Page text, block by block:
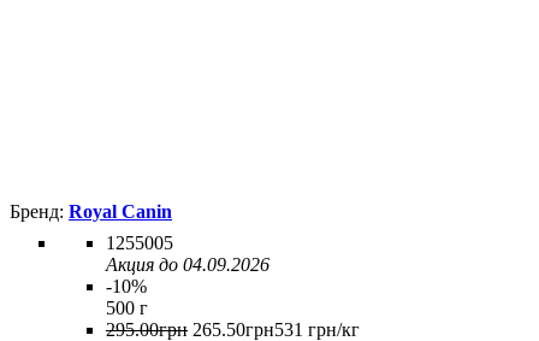
Royal Canin
1255005
Акция до 04.09.2026
-10%
500 г
295.00грн 265.50грн531 грн/кг